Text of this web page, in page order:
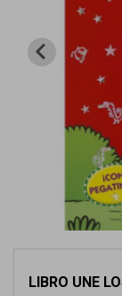
LIBRO UNE